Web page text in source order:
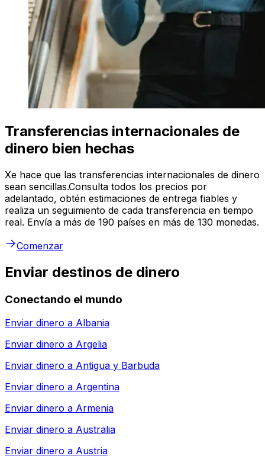
Transferencias internacionales de
dinero bien hechas
Xe hace que las transferencias internacionales de dinero
sean sencillas.Consulta todos los precios por
adelantado, obtén estimaciones de entrega fiables y
realiza un seguimiento de cada transferencia en tiempo
real. Envía a más de 190 países en más de 130 monedas.
Comenzar
Enviar destinos de dinero
Conectando el mundo
Enviar dinero a Albania
Enviar dinero a Argelia
Enviar dinero a Antigua y Barbuda
Enviar dinero a Argentina
Enviar dinero a Armenia
Enviar dinero a Australia
Enviar dinero a Austria